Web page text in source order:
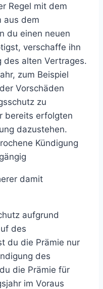
Regel mit dem
aus dem
du einen neuen
verschaffe ihn
des alten Vertrages.
zum Beispiel
Vorschäden
zu
bereits erfolgten
dazustehen.
Kündigung
damit
aufgrund
des
du die Prämie nur
des
die Prämie für
im Voraus